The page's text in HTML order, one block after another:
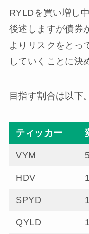
RYLDを買い増し中
後述しますが債券
よりリスクをとっ
していくことに決
目指す割合は以下。
ティッカー
VYM
HDV
SPYD
QYLD